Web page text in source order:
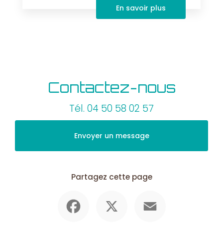
En savoir plus
Contactez-nous
Tél. 04 50 58 02 57
Envoyer un message
Partagez cette page